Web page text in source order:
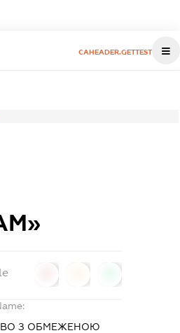
CAHEADER.GETTEST
З ОБМЕЖЕНОЮ